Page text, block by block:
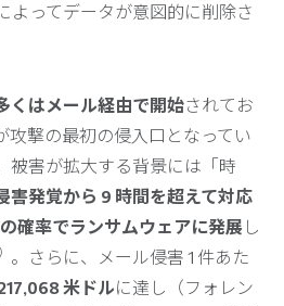
よってデータが意図的に削除さ
くはメール経由で開始されてお
攻撃の最初の侵入口となってい
被害が拡大する背景には「時
害発覚から 9 時間を超えて対応
確率でランサムウェアに発展 し
。さらに、メール侵害 1 件あた
米ドルに達し（フォレン